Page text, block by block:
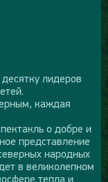
лидеров
каждая
о добре и
представление
народных
в великолепном
тепла и